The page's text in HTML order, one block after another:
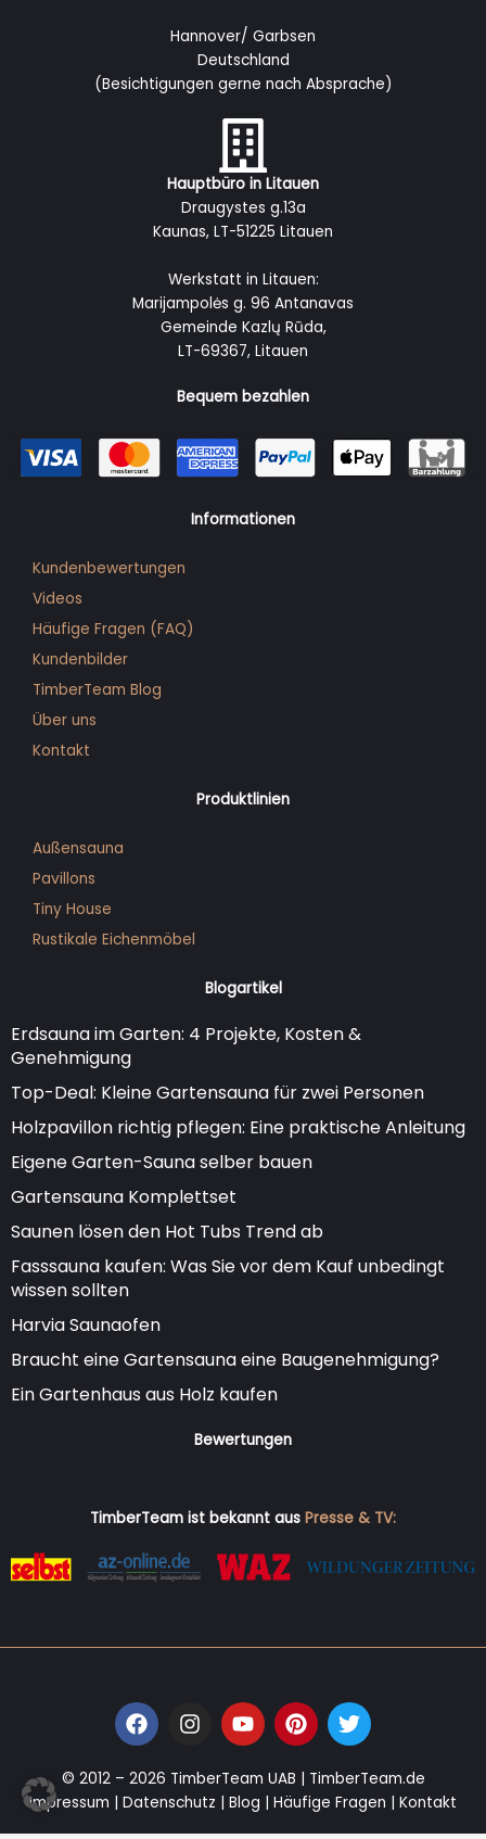
Hannover/ Garbsen
Deutschland
(Besichtigungen gerne nach Absprache)
Hauptbüro in Litauen
Draugystes g.13a
Kaunas, LT-51225 Litauen
Werkstatt in Litauen:
Marijampolės g. 96 Antanavas
Gemeinde Kazlų Rūda,
LT-69367, Litauen
Bequem bezahlen
Informationen
Kundenbewertungen
Videos
Häufige Fragen (FAQ)
Kunden­bilder
TimberTeam Blog
Über uns
Kontakt
Produktlinien
Außensauna
Pavillons
Tiny House
Rustikale Eichenmöbel
Blogartikel
Erdsauna im Garten: 4 Projekte, Kosten &
Genehmigung
Top-Deal: Kleine Gartensauna für zwei Personen
Holzpavillon richtig pflegen: Eine praktische Anleitung
Eigene Garten-Sauna selber bauen
Gartensauna Komplettset
Saunen lösen den Hot Tubs Trend ab
Fasssauna kaufen: Was Sie vor dem Kauf unbedingt
wissen sollten
Harvia Saunaofen
Braucht eine Gartensauna eine Baugenehmigung?
Ein Gartenhaus aus Holz kaufen
Bewertungen
TimberTeam ist bekannt aus Presse & TV:
F
a
c
e
b
I
n
t
a
Y
o
u
t
u
b
P
i
n
t
e
T
w
i
t
t
e
© 2012 – 2026 TimberTeam UAB | TimberTeam.de
Impressum | Datenschutz | Blog | Häufige Fragen | Kontakt